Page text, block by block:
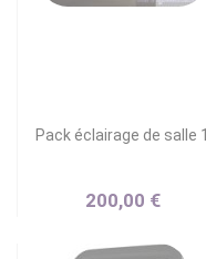
Pack éclairage de salle 1
200,00 €